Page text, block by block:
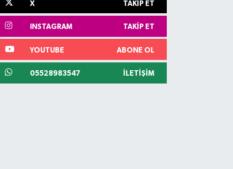
X TAKIP ET
INSTAGRAM TAKIP ET
YOUTUBE ABONE OL
05528983547 İLETIŞIM